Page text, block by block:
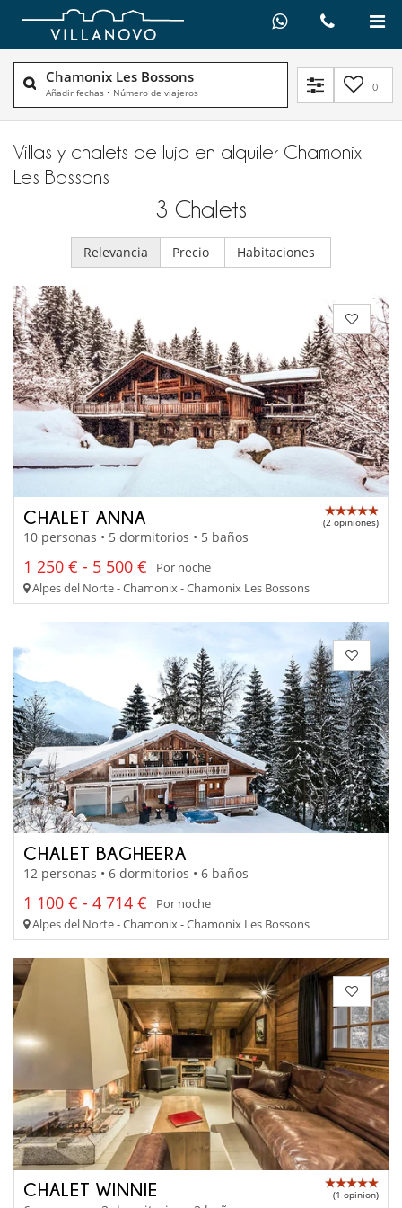
Chamonix Les Bossons
Añadir fechas • Número de viajeros 0
Villas y chalets de lujo en alquiler​ Chamonix
Les Bossons
3 Chalets
Relevancia Precio Habitaciones
CHALET ANNA (2 opiniones)
10 personas • 5 dormitorios • 5 baños
1 250 € - 5 500 €
Por noche
Alpes del Norte - Chamonix - Chamonix Les Bossons
CHALET BAGHEERA
12 personas • 6 dormitorios • 6 baños
1 100 € - 4 714 €
Por noche
Alpes del Norte - Chamonix - Chamonix Les Bossons
CHALET WINNIE (1 opinion)